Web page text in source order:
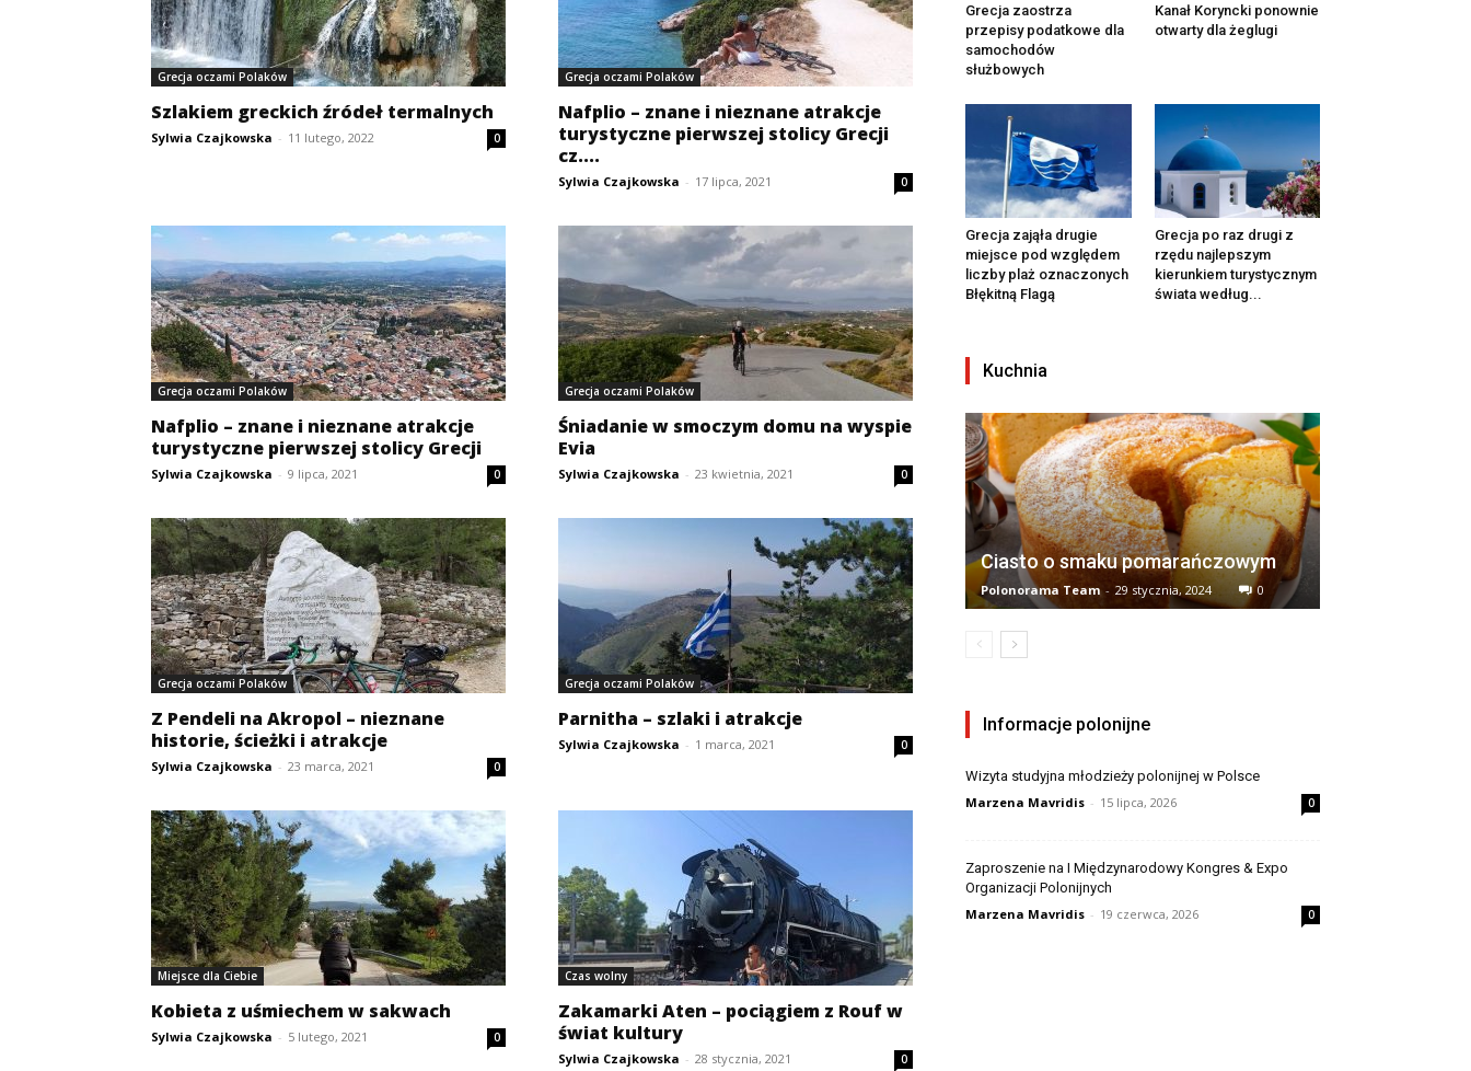
Grecja oczami Polaków
Szlakiem greckich źródeł termalnych
Sylwia Czajkowska - 11 lutego, 2022 0
Grecja oczami Polaków
Nafplio – znane i nieznane atrakcje
turystyczne pierwszej stolicy Grecji
cz....
Sylwia Czajkowska - 17 lipca, 2021 0
Grecja oczami Polaków
Nafplio – znane i nieznane atrakcje
turystyczne pierwszej stolicy Grecji
Sylwia Czajkowska - 9 lipca, 2021 0
Grecja oczami Polaków
Śniadanie w smoczym domu na wyspie
Evia
Sylwia Czajkowska - 23 kwietnia, 2021 0
Grecja oczami Polaków
Z Pendeli na Akropol – nieznane
historie, ścieżki i atrakcje
Sylwia Czajkowska - 23 marca, 2021 0
Grecja oczami Polaków
Parnitha – szlaki i atrakcje
Sylwia Czajkowska - 1 marca, 2021 0
Miejsce dla Ciebie
Kobieta z uśmiechem w sakwach
Sylwia Czajkowska - 5 lutego, 2021 0
Czas wolny
Zakamarki Aten – pociągiem z Rouf w
świat kultury
Sylwia Czajkowska - 28 stycznia, 2021 0
Grecja zaostrza
przepisy podatkowe dla
samochodów
służbowych
Kanał Koryncki ponownie
otwarty dla żeglugi
Grecja zająła drugie
miejsce pod względem
liczby plaż oznaczonych
Błękitną Flagą
Grecja po raz drugi z
rzędu najlepszym
kierunkiem turystycznym
świata według...
Kuchnia
Ciasto o smaku pomarańczowym
Polonorama Team - 29 stycznia, 2024 0
Informacje polonijne
Wizyta studyjna młodzieży polonijnej w Polsce
Marzena Mavridis - 15 lipca, 2026 0
Zaproszenie na I Międzynarodowy Kongres & Expo
Organizacji Polonijnych
Marzena Mavridis - 19 czerwca, 2026 0